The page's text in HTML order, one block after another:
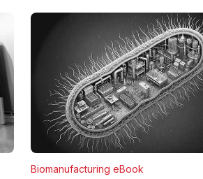
Biomanufacturing eBook